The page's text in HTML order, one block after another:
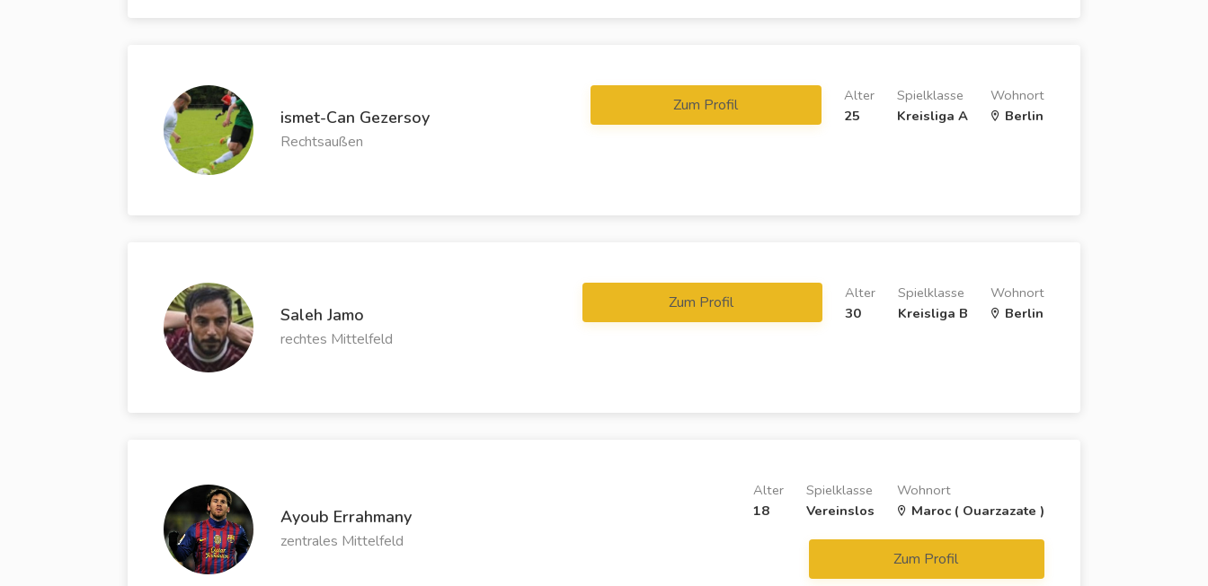
ismet-Can Gezersoy
Rechtsaußen
Wohnort
Berlin
Spielklasse
Kreisliga A
Alter
25
Zum Profil
Saleh Jamo
rechtes Mittelfeld
Wohnort
Berlin
Spielklasse
Kreisliga B
Alter
30
Zum Profil
Ayoub Errahmany
zentrales Mittelfeld
Wohnort
Maroc ( Ouarzazate )
Spielklasse
Vereinslos
Alter
18
Zum Profil